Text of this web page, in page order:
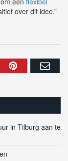
over dit idee.”
in Tilburg aan te